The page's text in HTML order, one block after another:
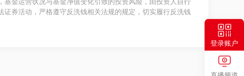
登录账户
金运营状况与基金净值变化引致的投资风险，由投资人自行
券活动，严格遵守反洗钱相关法规的规定，切实履行反洗钱